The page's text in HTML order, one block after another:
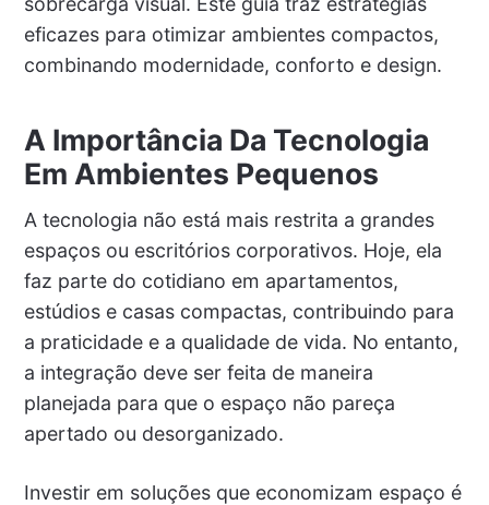
eficazes para otimizar ambientes compactos,
combinando modernidade, conforto e design.
A Importância Da Tecnologia
Em Ambientes Pequenos
A tecnologia não está mais restrita a grandes
espaços ou escritórios corporativos. Hoje, ela
faz parte do cotidiano em apartamentos,
estúdios e casas compactas, contribuindo para
a praticidade e a qualidade de vida. No entanto,
a integração deve ser feita de maneira
planejada para que o espaço não pareça
apertado ou desorganizado.
Investir em soluções que economizam espaço é